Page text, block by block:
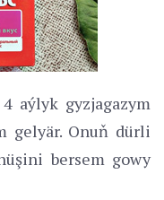
aýlyk gyzjagazym
gelyär. Onuň dürli
bersem gowy